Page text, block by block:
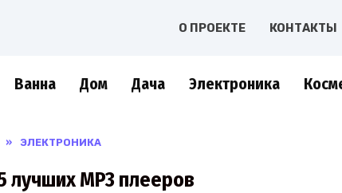
О ПРОЕКТЕ КОНТАКТЫ
Ванна Дом Дача Электроника
» ЭЛЕКТРОНИКА
лучших MP3 плееров